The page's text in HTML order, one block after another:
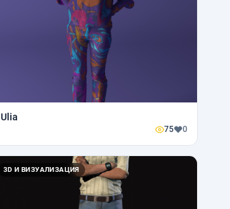
Ulia
75 0
3D И ВИЗУАЛИЗАЦИЯ